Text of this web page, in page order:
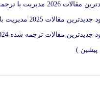
مقالات 2026 مديريت با ترجمه
مقالات 2025 مديريت با ترجمه فارسی
پیشین )